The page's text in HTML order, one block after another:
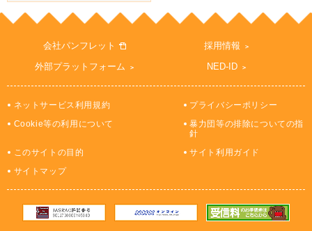
会社パンフレット
採用情報
外部プラットフォーム
NED-ID
ネットサービス利用規約
プライバシーポリシー
Cookie等の利用について
暴力団等の排除についての指
針
このサイトの目的
サイト利用ガイド
サイトマップ